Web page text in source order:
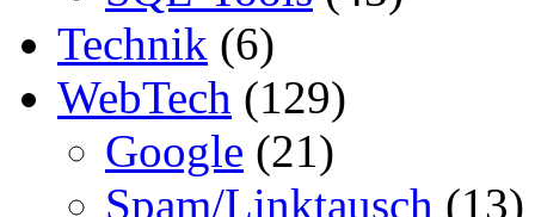
Technik (6)
WebTech (129)
Google (21)
Spam/Linktausch (13)